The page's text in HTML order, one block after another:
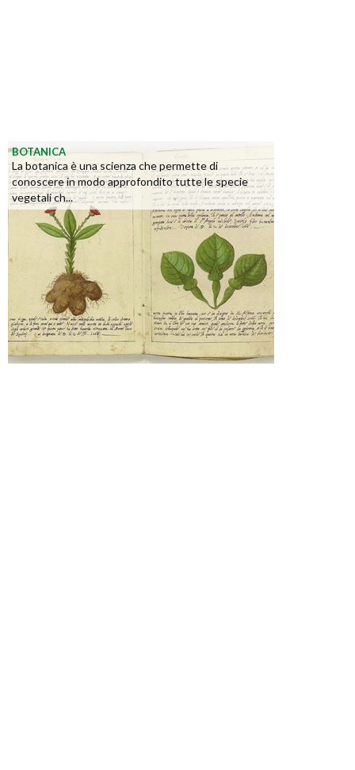
BOTANICA
La botanica è una scienza che permette di
conoscere in modo approfondito tutte le specie
vegetali ch...